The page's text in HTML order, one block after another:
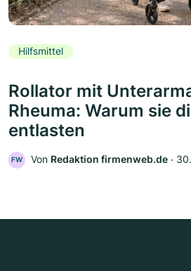
Hilfsmittel
Rollator mit
Rheuma: Warum sie
entlasten
FW Von Redaktion firmenweb.de ‧